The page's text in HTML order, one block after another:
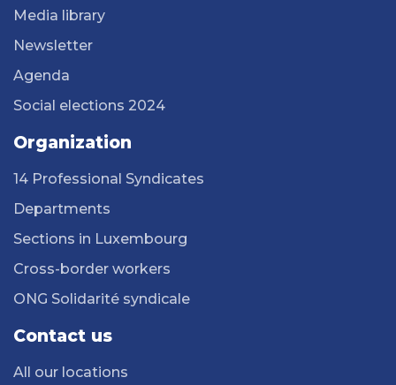
Media library
Newsletter
Agenda
Social elections 2024
Organization
14 Professional Syndicates
Departments
Sections in Luxembourg
Cross-border workers
ONG Solidarité syndicale
Contact us
All our locations